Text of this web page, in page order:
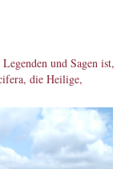
und Sagen ist,
die Heilige,